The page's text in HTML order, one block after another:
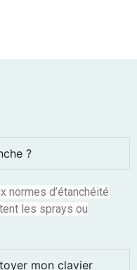
?
normes d’étanchéité
les sprays ou
mon clavier